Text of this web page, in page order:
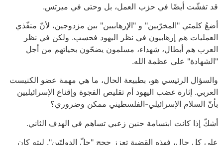
قد تفشّت أيضًا في حزب العمل، بل وحتى في ميرتس.
أضعُ كلمتي "المخرّبين" و "الإرهابيين" بين مزدوجين، لأنّ منفّذي
العمليات هم إرهابيون في نظر اليهود فحسب. ولكن في نظر
العرب هم أبطال، شهداء، مسلمون يضحّون بحياتهم من أجل
"الشهادة" على عظمة الله.
والسؤال الرئيسي هو، بطبيعة الحال، ما هي مهمة عضو الكنيست
العربي. إثارة غضب اليهود أم تقليص الفجوة وإقناع الإسرائيليين
بأنّ السلام الإسرائيلي-الفلسطيني ممكن وضروري؟
أشكّ إذا كانت ابتسامة حنين زعبي تساهم في الهدف الثاني.
على كل حال، فهذه القضية تعزز حجج "حلّ الدولتَين". ليته كان